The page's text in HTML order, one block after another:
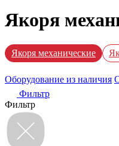
Якоря
Якоря механические
Оборудование из наличия
Фильтр
Фильтр